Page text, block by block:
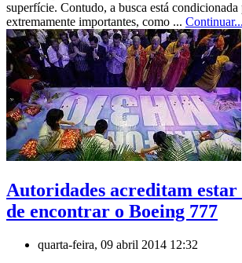
superfície. Contudo, a busca está
extremamente importantes, como ... Continuar...
Autoridades acreditam estar
de encontrar o Boeing 777
quarta-feira, 09 abril 2014 12:32